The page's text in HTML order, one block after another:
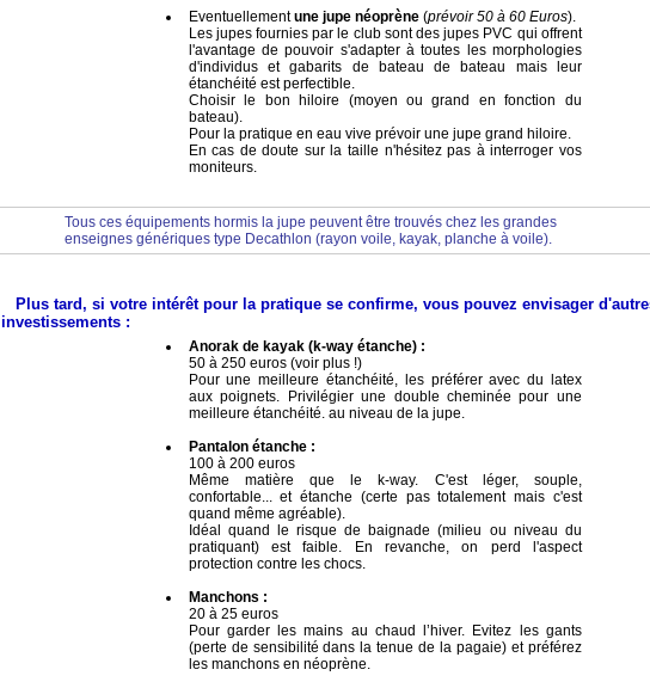
Eventuellementune jupe néoprène (prévoir 50 à 60 Euros).
Les jupes fournies par le club sont des jupes PVC qui offrent
l'avantage de pouvoir s'adapter à toutes les morphologies
d'individus et gabarits de bateau de bateau mais leur
étanchéité est perfectible.
Choisir le bon hiloire (moyen ou grand en fonction du
bateau).
Pour la pratique en eau vive prévoir une jupe grand hiloire.
En cas de doute sur la taille n'hésitez pas à interroger vos
moniteurs.
Tous ces équipements hormis la jupe peuvent être trouvés chez les grandes
enseignes génériques type Decathlon (rayon voile, kayak, planche à voile).
Plus tard, si votre intérêt pour la pratique se confirme, vous pouvez envisager
investissements :
Anorak de kayak (k-way étanche) :
50 à 250 euros (voir plus !)
Pour une meilleure étanchéité, les préférer avec du latex
aux poignets. Privilégier une double cheminée pour une
meilleure étanchéité. au niveau de la jupe.
Pantalon étanche :
100 à 200 euros
Même matière que le k-way. C'est léger, souple,
confortable... et étanche (certe pas totalement mais c'est
quand même agréable).
Idéal quand le risque de baignade (milieu ou niveau du
pratiquant) est faible. En revanche, on perd l'aspect
protection contre les chocs.
Manchons :
20 à 25 euros
Pour garder les mains au chaud l’hiver. Evitez les gants
(perte de sensibilité dans la tenue de la pagaie) et préférez
les manchons en néoprène.